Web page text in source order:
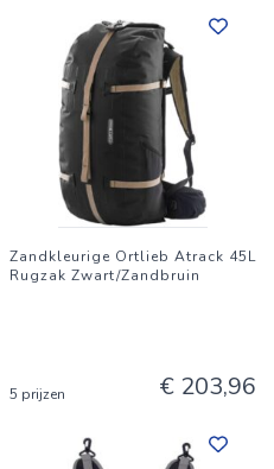
Zandkleurige Ortlieb Atrack 45L
Rugzak Zwart/Zandbruin
5 prijzen € 203,96